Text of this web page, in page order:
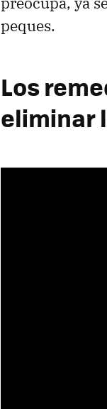
peques.
Los
eliminar